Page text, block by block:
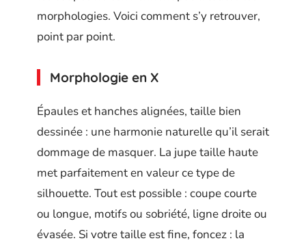
morphologies. Voici comment s’y retrouver,
point par point.
Morphologie en X
Épaules et hanches alignées, taille bien
dessinée : une harmonie naturelle qu’il serait
dommage de masquer. La jupe taille haute
met parfaitement en valeur ce type de
silhouette. Tout est possible : coupe courte
ou longue, motifs ou sobriété, ligne droite ou
évasée. Si votre taille est fine, foncez : la